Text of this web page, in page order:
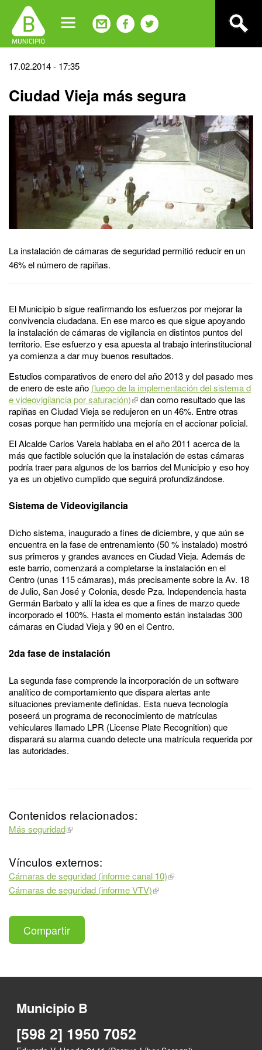
navigation
Back
top
17.02.2014 - 17:35
Ciudad Vieja más segura
La instalación de cámaras de seguridad permitió reducir en un
46% el número de rapiñas.
El Municipio b sigue reafirmando los esfuerzos por mejorar la
convivencia ciudadana. En ese marco es que sigue apoyando
la instalación de cámaras de vigilancia en distintos puntos del
territorio. Ese esfuerzo y esa apuesta al trabajo interinstitucional
ya comienza a dar muy buenos resultados.
Estudios comparativos de enero del año 2013 y del pasado mes
de enero de este año (luego de la implementación del sistema d
e videovigilancia por saturación)
dan como resultado que las
rapiñas en Ciudad Vieja se redujeron en un 46%. Entre otras
cosas porque han permitido una mejoría en el accionar policial.
El Alcalde Carlos Varela hablaba en el año 2011 acerca de la
más que factible solución que la instalación de estas cámaras
podría traer para algunos de los barrios del Municipio y eso hoy
ya es un objetivo cumplido que seguirá profundizándose.
Sistema de Videovigilancia
Dicho sistema, inaugurado a fines de diciembre, y que aún se
encuentra en la fase de entrenamiento (50 % instalado) mostró
sus primeros y grandes avances en Ciudad Vieja. Además de
este barrio, comenzará a completarse la instalación en el
Centro (unas 115 cámaras), más precisamente sobre la Av. 18
de Julio, San José y Colonia, desde Pza. Independencia hasta
Germán Barbato y allí la idea es que a fines de marzo quede
incorporado el 100%. Hasta el momento están instaladas 300
cámaras en Ciudad Vieja y 90 en el Centro.
2da fase de instalación
La segunda fase comprende la incorporación de un software
analítico de comportamiento que dispara alertas ante
situaciones previamente definidas. Esta nueva tecnología
poseerá un programa de reconocimiento de matrículas
vehiculares llamado LPR (License Plate Recognition) que
disparará su alarma cuando detecte una matrícula requerida por
las autoridades.
Contenidos relacionados:
Más seguridad
Vínculos externos:
Cámaras de seguridad (informe canal 10)
Cámaras de seguridad (informe VTV)
Compartir
Municipio B
[598 2] 1950 7052